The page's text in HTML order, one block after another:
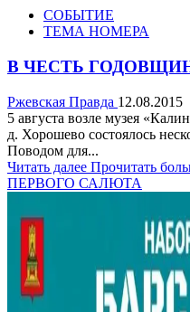
СОБЫТИЕ
ТЕМА НОМЕРА
В ЧЕСТЬ
Ржевская Правда 12.08.2015
5 августа возле музея
д. Хорошево состоялось
Поводом для...
Читать далее Прочитать
ПЕРВОГО САЛЮТА